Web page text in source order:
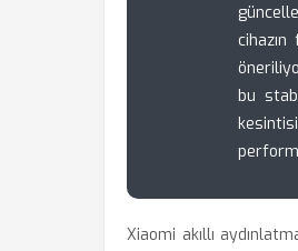
bu
Xiaomi akıllı